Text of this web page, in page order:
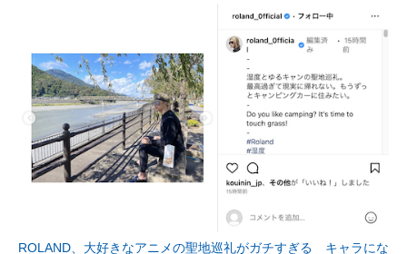
ROLAND、大好きなアニメの聖地巡礼がガチすぎる キャラにな